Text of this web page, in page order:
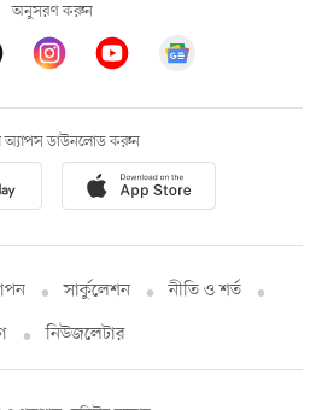
অনুসরণ করুন
অ্যাপস ডাউনলোড করুন
সার্কুলেশন
নীতি ও শর্ত
নিউজলেটার